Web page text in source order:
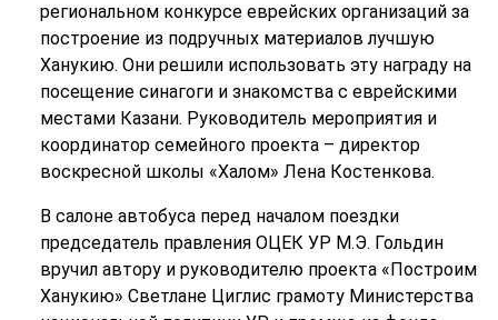
региональном конкурсе еврейских организаций за
построение из подручных материалов лучшую
Ханукию. Они решили использовать эту награду на
посещение синагоги и знакомства с еврейскими
местами Казани. Руководитель мероприятия и
координатор семейного проекта – директор
воскресной школы «Халом» Лена Костенкова.
В салоне автобуса перед началом поездки
председатель правления ОЦЕК УР М.Э. Гольдин
вручил автору и руководителю проекта «Построим
Ханукию» Светлане Циглис грамоту Министерства